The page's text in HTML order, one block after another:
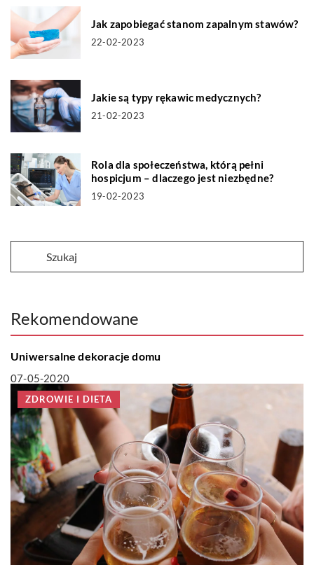
Jak zapobiegać stanom zapalnym stawów?
22-02-2023
Jakie są typy rękawic medycznych?
21-02-2023
Rola dla społeczeństwa, którą pełni
hospicjum – dlaczego jest niezbędne?
19-02-2023
Rekomendowane
MIESZKANIE
Uniwersalne dekoracje domu
07-05-2020
ZDROWIE I DIETA